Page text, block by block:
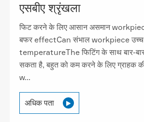
एसबीए श्रृंखला
फिट करने के लिए आसान असमान
बफर effectCan संभाल workpiece उच्च
temperatureThe फिटिंग के साथ बार-बार
सकता है, बहुत को कम करने के लिए ग्राहक
w...
अधिक पता 